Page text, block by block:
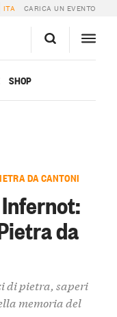
DEGLI INFERNOT:
ITA CARICA UN EVENTO
SHOP
DA CANTONI
da
di pietra, saperi
memoria del